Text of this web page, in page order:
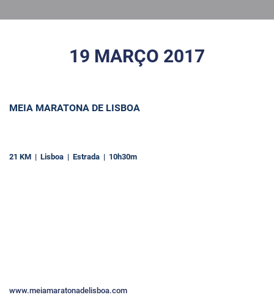
19 MARÇO 2017
MEIA MARATONA DE LISBOA
21 KM | Lisboa | Estrada | 10h30m
www.meiamaratonadelisboa.com